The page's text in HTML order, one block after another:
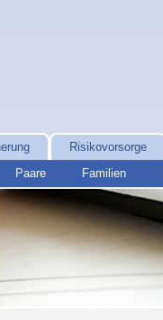
Paare Familien
Risikovorsorge